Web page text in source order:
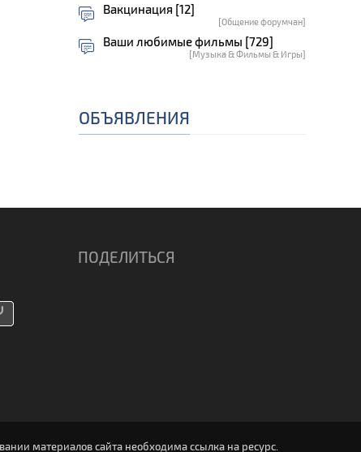
Вакцинация [12]
[Общение форумчан]
Ваши любимые фильмы [729]
[Музыка & Фильмы & Игры]
ОБЪЯВЛЕНИЯ
ПОДЕЛИТЬСЯ
материалов сайта необходима ссылка на ресурс.